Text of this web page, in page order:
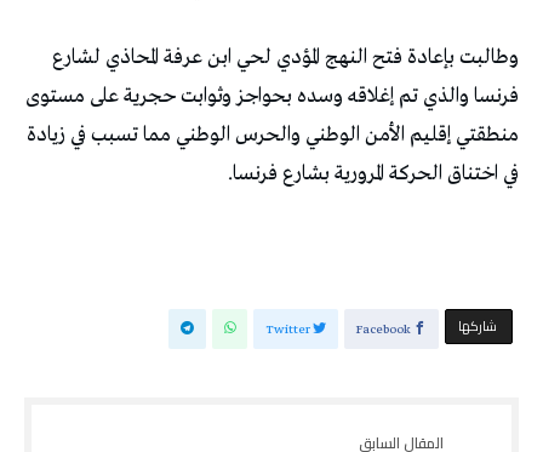
وطالبت بإعادة فتح النهج المؤدي لحي ابن عرفة المحاذي لشارع
فرنسا والذي تم إغلاقه وسده بحواجز وثوابت حجرية على مستوى
منطقتي إقليم الأمن الوطني والحرس الوطني مما تسبب في زيادة
في اختناق الحركة المرورية بشارع فرنسا.
‫‫ شاركها‬ Facebook
Twitter